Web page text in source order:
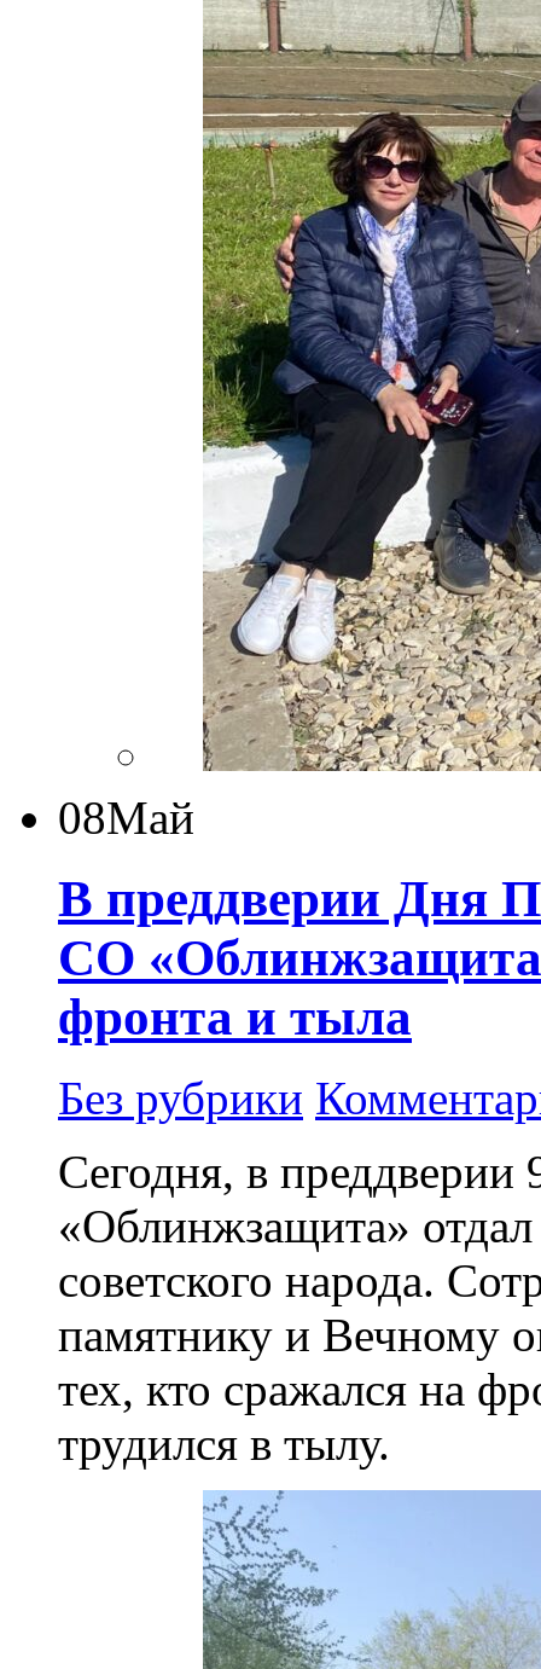
08Май
В преддверии Дня
СО
фронта и тыла
Без рубрики
Сегодня, в
«Облинжзащита»
советского народа.
памятнику и Вечному
тех, кто сражался на
трудился в тылу.